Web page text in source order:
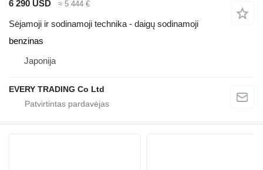
6 290 USD
≈ 5 444 €
Sėjamoji ir sodinamoji technika - daigų sodinamoji
benzinas
Japonija
EVERY TRADING Co Ltd